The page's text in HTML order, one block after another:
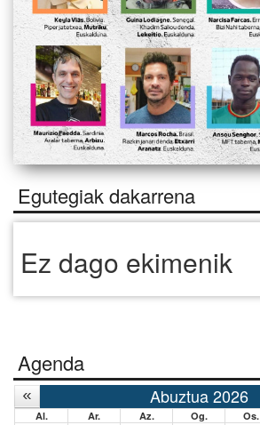
Egutegiak dakarrena
Ez dago ekimenik
Agenda
Abuztua 2026
Al. Ar. Az. Og. Os.